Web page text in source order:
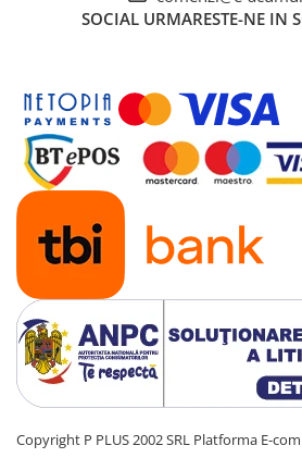
Acumulatori
Sisteme de prindere
Statii de incarcare EV
OUTLET
Pompe de caldura
SOCIAL URMARESTE-NE IN
Copyright P PLUS 2002 SRL Platforma E-